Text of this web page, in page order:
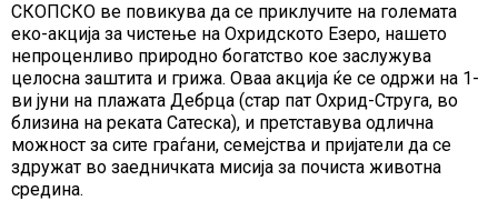
СКОПСКО ве повикува да се приклучите на големата
еко-акција за чистење на Охридското Езеро, нашето
непроценливо природно богатство кое заслужува
целосна заштита и грижа. Оваа акција ќе се одржи на 1-
ви јуни на плажата Дебрца (стар пат Охрид-Струга, во
близина на реката Сатеска), и претставува одлична
можност за сите граѓани, семејства и пријатели да се
здружат во заедничката мисија за почиста животна
средина.